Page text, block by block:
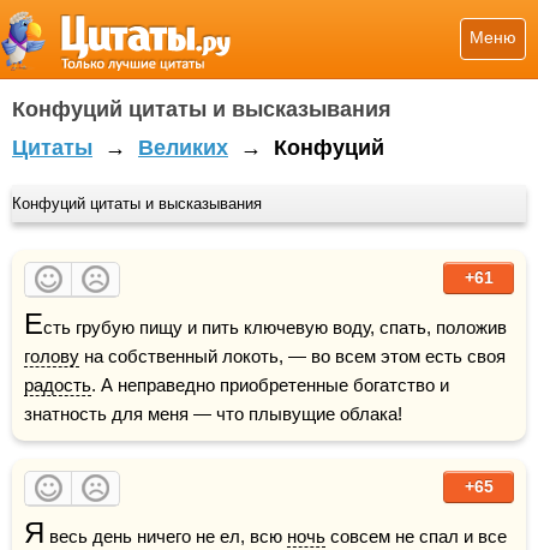
Меню
Конфуций цитаты и высказывания
Цитаты → Великих → Конфуций
Конфуций цитаты и высказывания
+61
Е
голову
радость. А неправедно приобретенные богатство и
знатность для меня — что плывущие облака!
+65
Я весь день ничего не ел, всю ночь совсем не спал и все